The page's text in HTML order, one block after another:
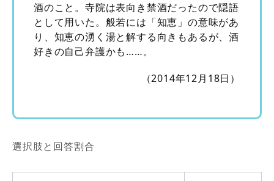
酒のこと。寺院は表向き禁酒だったので隠語
として用いた。般若には「知恵」の意味があ
り、知恵の湧く湯と解する向きもあるが、酒
好きの自己弁護かも……。
（2014年12月18日）
選択肢と回答割合